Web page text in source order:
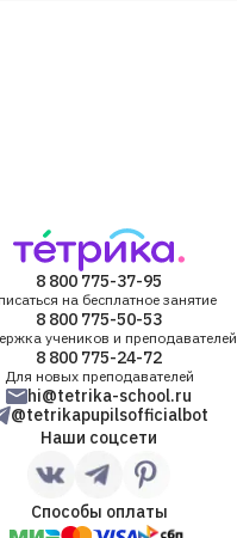
8 800 775-37-95
на бесплатное занятие
8 800 775-50-53
учеников и преподавателей
8 800 775-24-72
Для новых преподавателей
hi@tetrika-school.ru
@tetrikapupilsofficialbot
Наши соцсети
Способы оплаты